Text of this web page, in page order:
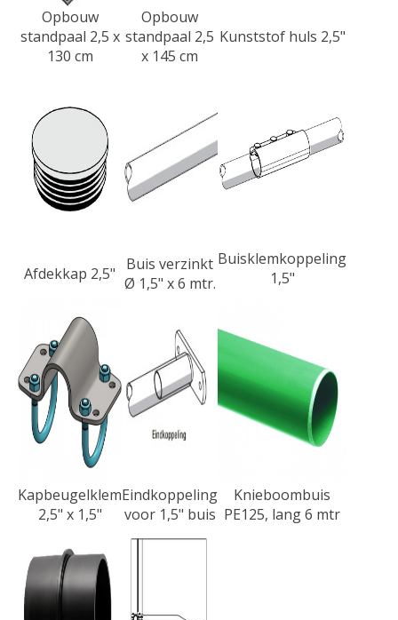
Opbouw
standpaal 2,5 x
130 cm
Opbouw
standpaal 2,5
x 145 cm
Kunststof huls 2,5"
Afdekkap 2,5"
Buis verzinkt
Ø 1,5" x 6 mtr.
Buisklemkoppeling
1,5"
Kapbeugelklem
2,5" x 1,5"
Eindkoppeling
voor 1,5" buis
Knieboombuis
PE125, lang 6 mtr